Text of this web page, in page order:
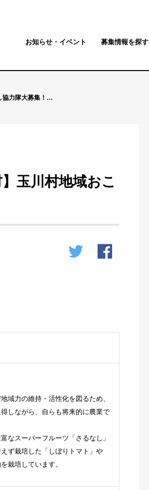
お知らせ・イベント 募集情報を探す
協力隊大募集！…
玉川村地域おこ
域力の維持・活性化を図るため、
しながら、自らも将来的に農業で
なスーパーフルーツ「さるなし」
ず栽培した「しぼりトマト」や
栽培しています。